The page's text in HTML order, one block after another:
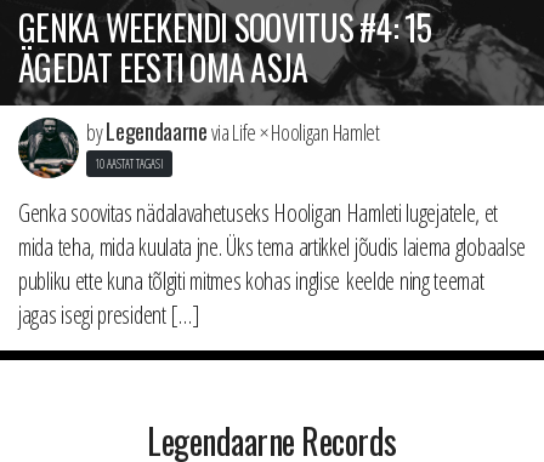
GENKA WEEKENDI SOOVITUS #4: 15
ÄGEDAT EESTI OMA ASJA
byLegendaarnevia Life × Hooligan Hamlet
10 AASTAT TAGASI
Genka soovitas nädalavahetuseks Hooligan Hamleti lugejatele, et
mida teha, mida kuulata jne. Üks tema artikkel jõudis laiema globaalse
publiku ette kuna tõlgiti mitmes kohas inglise keelde ning teemat
jagas isegi president […]
Legendaarne Records